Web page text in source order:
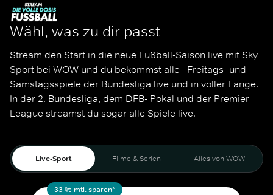
Wähl, was zu dir passt
Stream den Start in die neue Fußball-Saison live mit Sky
Sport bei WOW und du bekommst alle   Freitags- und
Samstagsspiele der Bundesliga live und in voller Länge.
In der 2. Bundesliga, dem DFB- Pokal und der Premier
League streamst du sogar alle Spiele live.
Live-Sport Filme & Serien Alles von WOW
33 % mtl. sparen*